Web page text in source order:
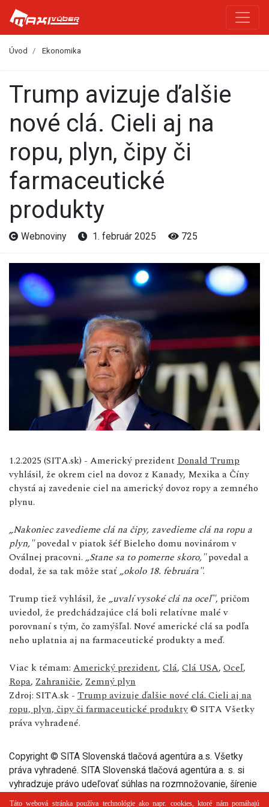
Úvod Ekonomika
Trump avizuje ďalšie
nové clá. Cieli aj na
ropu, plyn, čipy či
farmaceutické
produkty
Webnoviny 1. február 2025 725
1.2.2025 (SITA.sk) - Americký prezident Donald Trump
vyhlásil, že okrem ciel na dovoz z Kanady, Mexika a Číny
chystá aj zavedenie ciel na americký dovoz ropy a zemného
plynu.
„Nakoniec zavedieme clá na čipy, zavedieme clá na ropu a
plyn,"povedal v piatok šéf Bieleho domu novinárom v
Oválnej pracovni. „Stane sa to pomerne skoro,"povedal a
dodal, že sa tak môže stať „okolo 18. februára".
Trump tiež vyhlásil, že „uvalí vysoké clá na oceľ", pričom
uviedol, že predchádzajúce clá boli relatívne malé v
porovnaní s tým, čo zamýšľal. Nové americké clá sa podľa
neho uplatnia aj na farmaceutické produkty a meď.
Viac k témam: Americký prezident, Clá, Clá USA, Oceľ,
Ropa, Zahraničie, Zemný plyn
Zdroj: SITA.sk - Trump avizuje ďalšie nové clá. Cieli aj na
ropu, plyn, čipy či farmaceutické produkty© SITA Všetky
práva vyhradené.
Copyright © SITA Slovenská tlačová agentúra a.s. Všetky
práva vyhradené. SITA Slovenská tlačová agentúra a. s. si
vyhradzuje právo udeľovať súhlas na rozmnožovanie, šírenie